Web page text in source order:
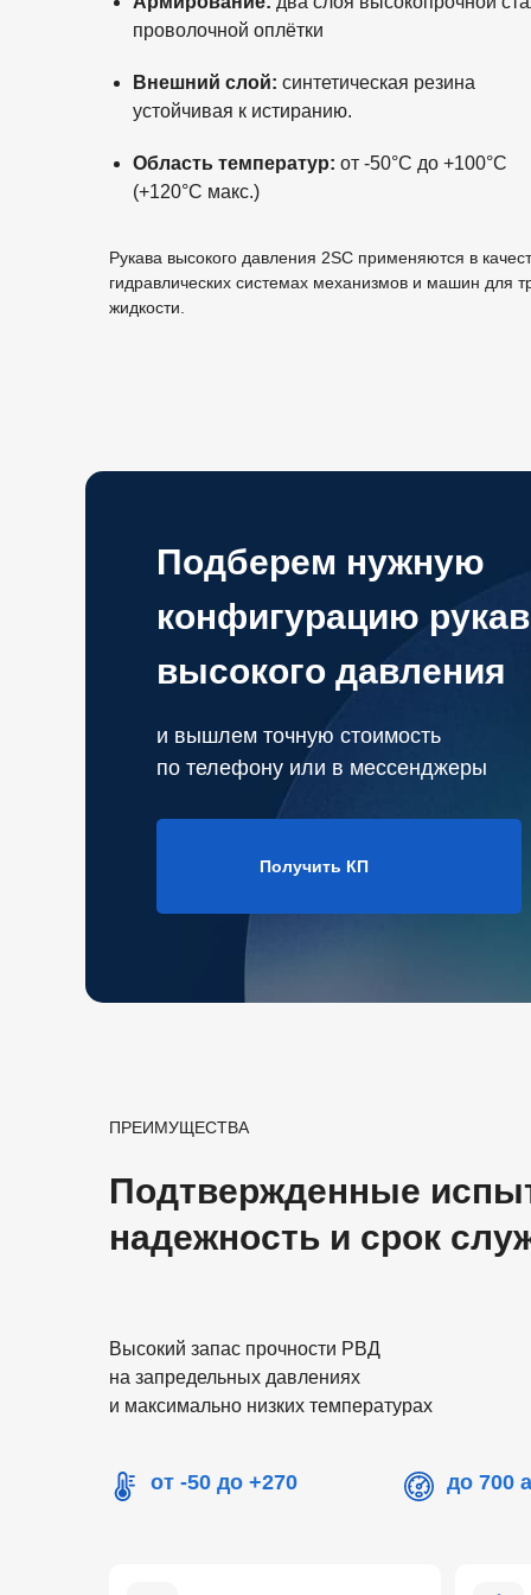
Рукава высокого давления 2SC применяются в
гидравлических системах механизмов и машин для
жидкости.
проволочной оплётки
Внешний слой: синтетическая резина
устойчивая к истиранию.
Область температур: от -50°С до +100°С
(+120°С макс.)
Подберем нужную
конфигурацию
высокого давления
и вышлем точную стоимость
по телефону или в мессенджеры
Получить КП
ПРЕИМУЩЕСТВА
Подтвержденные
надежность и срок
Высокий запас прочности РВД
на запредельных давлениях
и максимально низких температурах
от -50 до +270 до 700